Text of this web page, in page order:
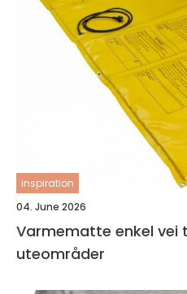
inspiration
04. June 2026
Varmematte enkel vei til isfrie og trygge
uteområder